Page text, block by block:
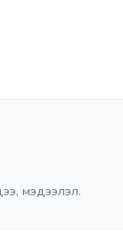
мэдээлэл.